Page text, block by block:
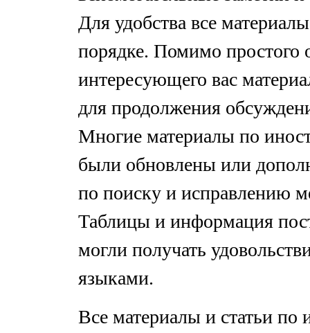
Для удобства все
порядке. Помимо простого
интересующего вас
для продолжения
Многие материалы по
были обновлены или
по поиску и исправлению
Таблицы и информация
могли получать
языками.
Все материалы и статьи